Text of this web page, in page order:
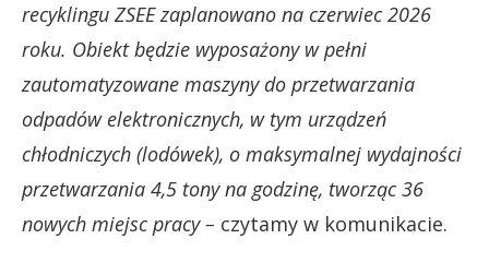
recyklingu ZSEE zaplanowano na czerwiec 2026
roku. Obiekt będzie wyposażony w pełni
zautomatyzowane maszyny do przetwarzania
odpadów elektronicznych, w tym urządzeń
chłodniczych (lodówek), o maksymalnej wydajności
przetwarzania 4,5 tony na godzinę, tworząc 36
nowych miejsc pracy – czytamy w komunikacie.